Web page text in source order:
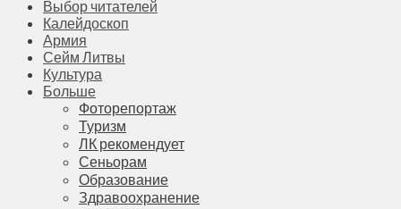
Выбор читателей
Калейдоскоп
Армия
Сейм Литвы
Культура
Больше
Фоторепортаж
Туризм
ЛК рекомендует
Сеньорам
Образование
Здравоохранение